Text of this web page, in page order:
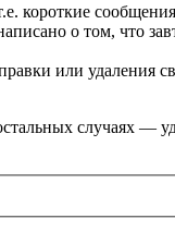
короткие
о том, что
или удаления
случаях —